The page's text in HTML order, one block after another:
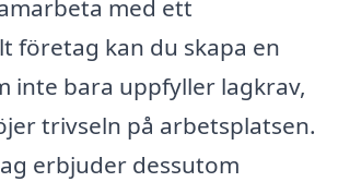
med ett
företag kan du skapa en
inte bara uppfyller lagkrav,
trivseln på arbetsplatsen.
erbjuder dessutom